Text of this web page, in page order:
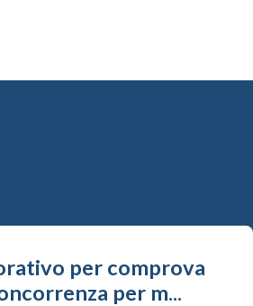
per comprova
per m...